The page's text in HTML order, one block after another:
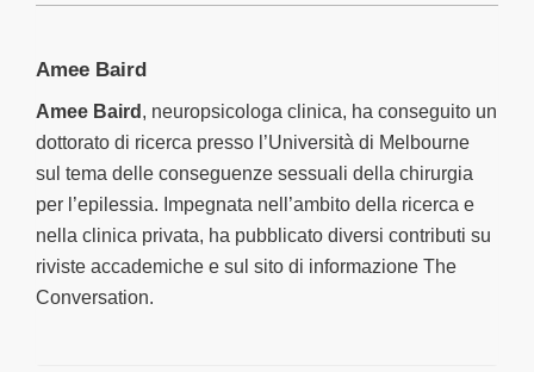
Accetta tutti i cookie
Accetta selezionati
Amee Baird
Amee Baird , neuropsicologa clinica, ha conseguito un
dottorato di ricerca presso l’Università di Melbourne
sul tema delle conseguenze sessuali della chirurgia
per l’epilessia. Impegnata nell’ambito della ricerca e
nella clinica privata, ha pubblicato diversi contributi su
riviste accademiche e sul sito di informazione The
Conversation.